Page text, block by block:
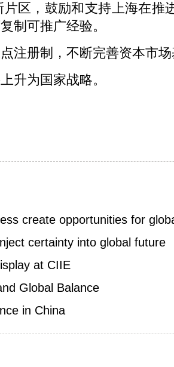
区，鼓励和支持上海在推
制可推广经验。
注册制，不断完善资本市场
升为国家战略。
create opportunities for
certainty into global future
at CIIE
Global Balance
in China